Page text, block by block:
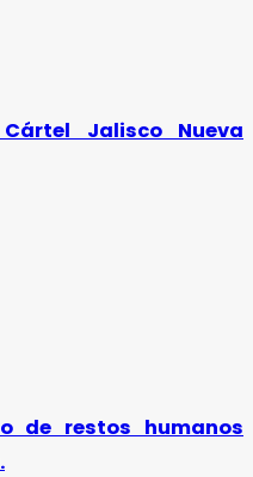
Jalisco Nueva
de restos humanos